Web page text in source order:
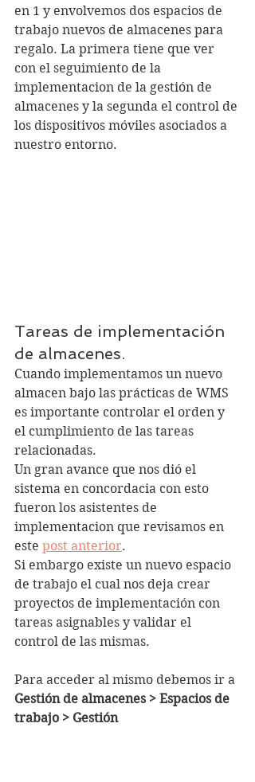
en 1 y envolvemos dos espacios de
trabajo nuevos de almacenes para
regalo. La primera tiene que ver
con el seguimiento de la
implementacion de la gestión de
almacenes y la segunda el control de
los dispositivos móviles asociados a
nuestro entorno.
Tareas de implementación
de almacenes.
Cuando implementamos un nuevo
almacen bajo las prácticas de WMS
es importante controlar el orden y
el cumplimiento de las tareas
relacionadas.
Un gran avance que nos dió el
sistema en concordacia con esto
fueron los asistentes de
implementacion que revisamos en
este post anterior.
Si embargo existe un nuevo espacio
de trabajo el cual nos deja crear
proyectos de implementación con
tareas asignables y validar el
control de las mismas.
Para acceder al mismo debemos ir a
Gestión de almacenes > Espacios de
trabajo > Gestión